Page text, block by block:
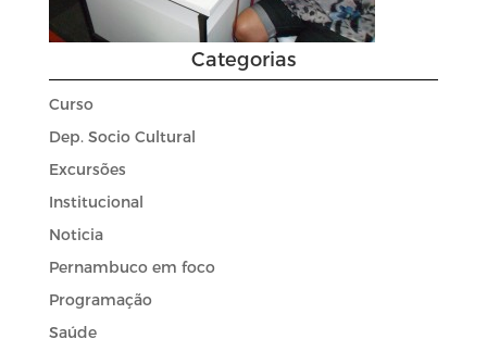
Categorias
Curso
Dep. Socio Cultural
Excursões
Institucional
Noticia
Pernambuco em foco
Programação
Saúde